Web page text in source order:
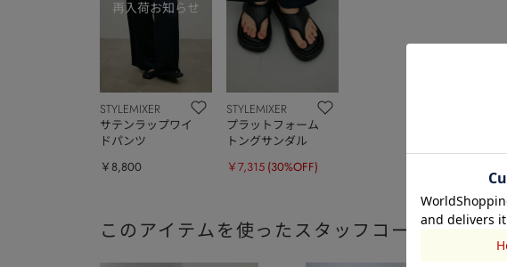
STYLEMIXER
サテンラップワイ
ドパンツ
￥8,800
STYLEMIXER
プラットフォーム
トングサンダル
￥7,315 (30%OFF)
このアイテムを使ったスタッフコーディネート